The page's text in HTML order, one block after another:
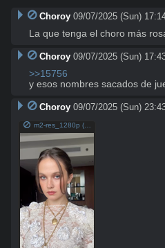
Choroy 09/07/2025 (Sun)
La que tenga el choro más
Choroy 09/07/2025 (Sun)
>>15756
y esos nombres sacados de
Choroy 09/07/2025 (Sun)